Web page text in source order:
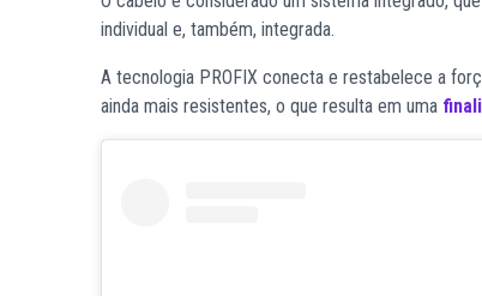
individual e, também, integrada.
A tecnologia PROFIX conecta e restabelece a
ainda mais resistentes, o que resulta em uma